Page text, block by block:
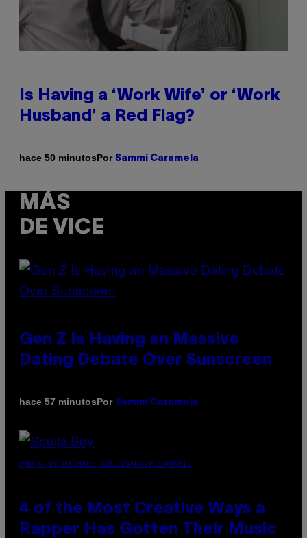
Is Having a ‘Work Wife’ or ‘Work
Husband’ a Red Flag?
hace 50 minutosPor Sammi Caramela
MÁS
DE VICE
Gen Z Is Having an Massive
Dating Debate Over Sunscreen
hace 57 minutosPor Sammi Caramela
PHOTO BY MICHAEL LOCCISANO/FILMMAGIC
4 of the Most Creative Ways a
Rapper Has Gotten Their Music